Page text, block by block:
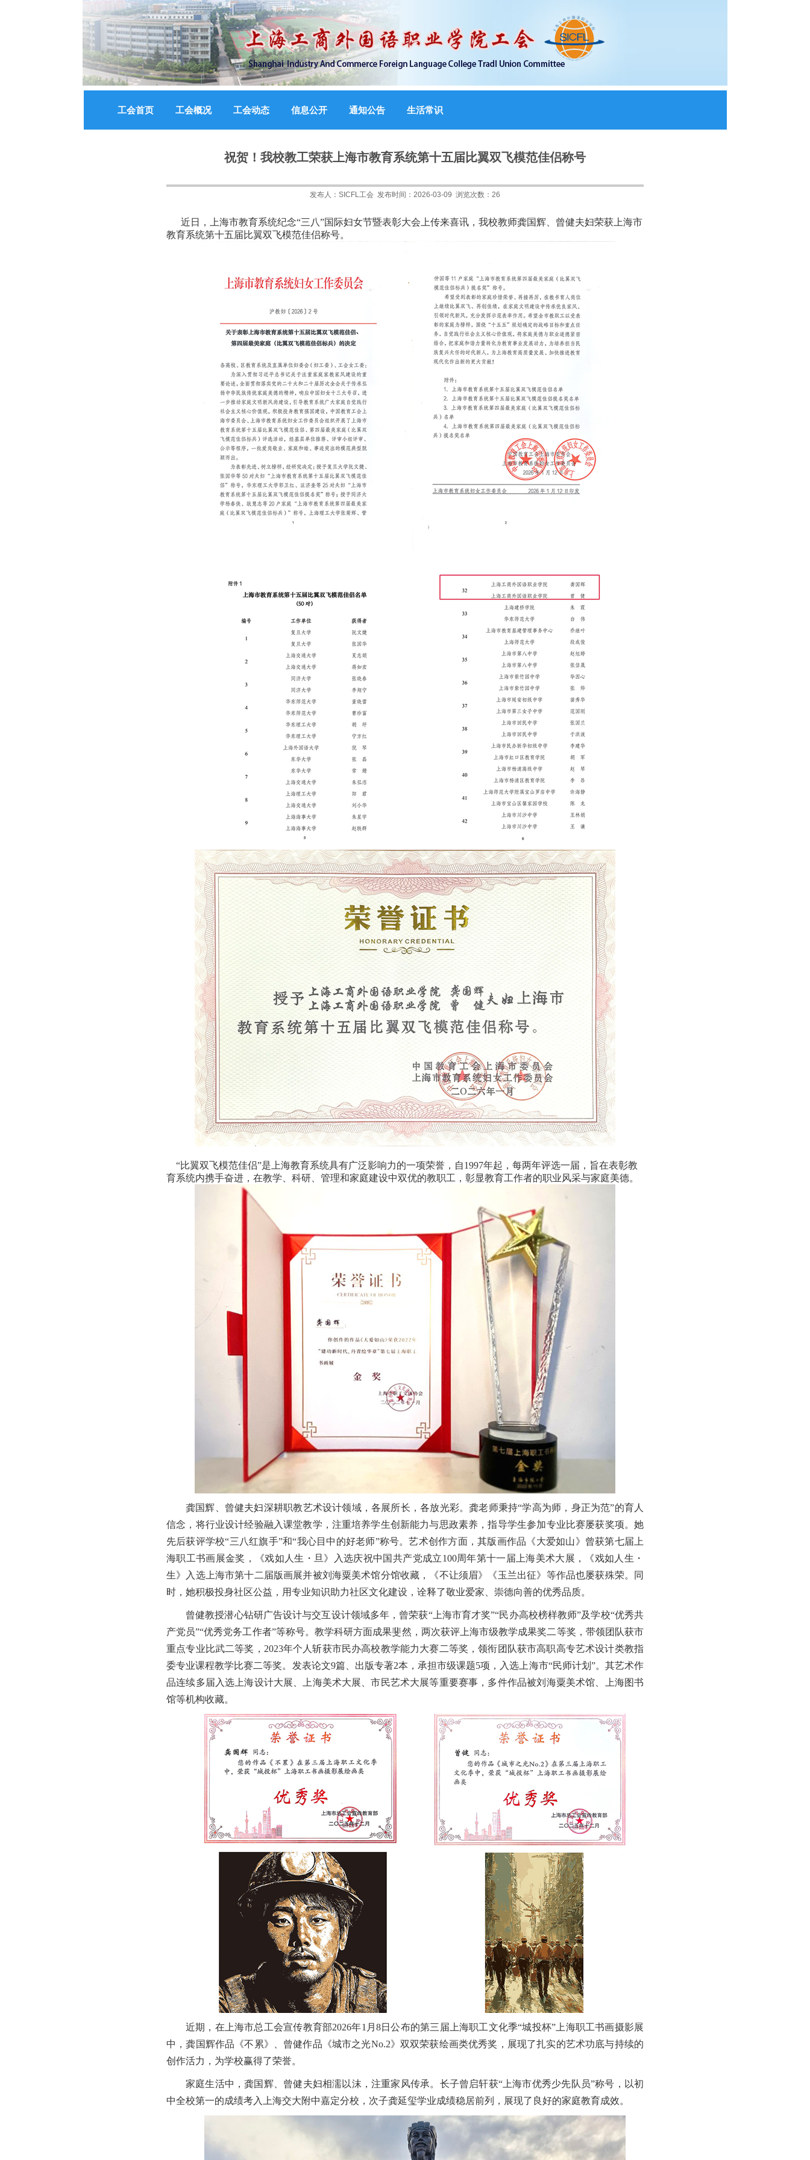
工会首页 工会概况 工会动态 信息公开 通知公告 生活常识
祝贺！我校教工荣获上海市教育系统第十五届比翼双飞模范佳侣称号
发布人： SICFL工会 发布时间： 2026-03-09 浏览次数： 26
近日，上海市教育系统纪念“三八”国际妇女节暨表彰大会上传来喜讯，我校教师龚国辉、曾健夫妇荣获上海市
教育系统第十五届比翼双飞模范佳侣称号。
“比翼双飞模范佳侣”是上海教育系统具有广泛影响力的一项荣誉，自1997年起，每两年评选一届，旨在表彰教
育系统内携手奋进，在教学、科研、管理和家庭建设中双优的教职工，彰显教育工作者的职业风采与家庭美德。
龚国辉、曾健夫妇深耕职教艺术设计领域，各展所长，各放光彩。龚老师秉持“学高为师，身正为范”的育人
信念，将行业设计经验融入课堂教学，注重培养学生创新能力与思政素养，指导学生参加专业比赛屡获奖项。她
先后获评学校“三八红旗手”和“我心目中的好老师”称号。艺术创作方面，其版画作品《大爱如山》曾获第七届上
海职工书画展金奖，《戏如人生・旦》入选庆祝中国共产党成立100周年第十一届上海美术大展，《戏如人生・
生》入选上海市第十二届版画展并被刘海粟美术馆分馆收藏，《不让须眉》《玉兰出征》等作品也屡获殊荣。同
时，她积极投身社区公益，用专业知识助力社区文化建设，诠释了敬业爱家、崇德向善的优秀品质。
曾健教授潜心钻研广告设计与交互设计领域多年，曾荣获“上海市育才奖”“民办高校榜样教师”及学校“优秀共
产党员”“优秀党务工作者”等称号。教学科研方面成果斐然，两次获评上海市级教学成果奖二等奖，带领团队获市
重点专业比武二等奖，2023年个人斩获市民办高校教学能力大赛二等奖，领衔团队获市高职高专艺术设计类教指
委专业课程教学比赛二等奖。发表论文9篇、出版专著2本，承担市级课题5项，入选上海市“民师计划”。其艺术作
品连续多届入选上海设计大展、上海美术大展、市民艺术大展等重要赛事，多件作品被刘海粟美术馆、上海图书
馆等机构收藏。
近期，在上海市总工会宣传教育部2026年1月8日公布的第三届上海职工文化季“城投杯”上海职工书画摄影展
中，龚国辉作品《不累》、曾健作品《城市之光No.2》双双荣获绘画类优秀奖，展现了扎实的艺术功底与持续的
创作活力，为学校赢得了荣誉。
家庭生活中，龚国辉、曾健夫妇相濡以沫，注重家风传承。长子曾启轩获“上海市优秀少先队员”称号，以初
中全校第一的成绩考入上海交大附中嘉定分校，次子龚延玺学业成绩稳居前列，展现了良好的家庭教育成效。